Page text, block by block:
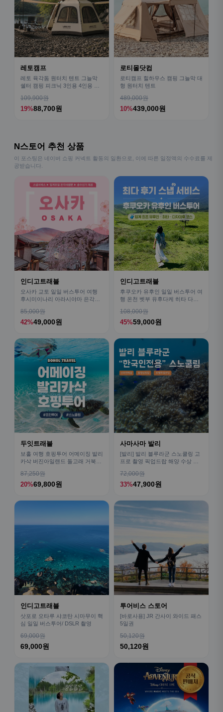
레토캠프
레토 육각돔 원터치 텐트 그늘막
쉘터 캠핑 피크닉 3인용 4인용 패
109,900원
19%88,700원
로티몰닷컴
로티캠프 힐하우스 캠핑 그늘막 대
형 원터치 텐트
489,000원
10%439,000원
N스토어 추천 상품
이 포스팅은 네이버 쇼핑 커넥트 활동의 일환으로, 이에 따른 일정액의 수수료를 제
공받습니다.
인디고트래블
오사카 교토 일일 버스투어 여행
후시미이나리 아라시야마 은각사
85,000원
42%49,000원
인디고트래블
후쿠오카 유후인 일일 버스투어 여
행 온천 벳부 유후다케 히타 다자
108,000원
45%59,000원
두잇트래블
보홀 여행 호핑투어 어메이징 발리
카삭 버진아일랜드 돌고래 거북이
87,250원
20%69,800원
사마사마 발리
[발리] 발리 블루라군 스노쿨링 고
프로 촬영 픽업드랍 해양 수상 액
72,000원
33%47,900원
인디고트래블
삿포로 오타루 샤코탄 시마무이 핵
심 일일 버스투어/ DSLR 촬영
69,000원
69,000원
투어비스 스토어
[바로사용] JR 간사이 와이드 패스
5일권
50,120원
50,120원